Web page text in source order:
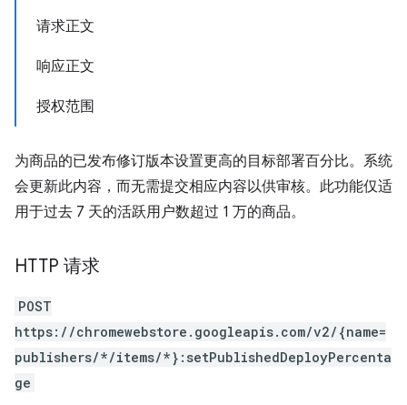
请求正文
响应正文
授权范围
为商品的已发布修订版本设置更高的目标部署百分比。系统
会更新此内容，而无需提交相应内容以供审核。此功能仅适
用于过去 7 天的活跃用户数超过 1 万的商品。
HTTP 请求
POST
https://chromewebstore.googleapis.com/v2/{name=
publishers/*/items/*}:setPublishedDeployPercenta
ge